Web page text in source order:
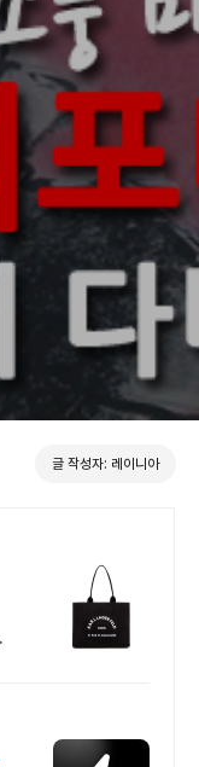
글 작성자: 레이니아